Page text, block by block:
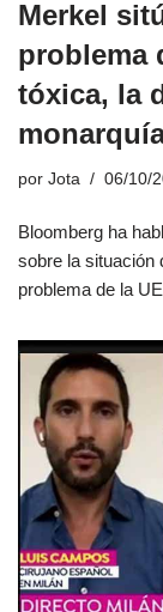
Merkel
problema
tóxica, la
por Jota 06/10/
Bloomberg ha
sobre la situación
problema de la